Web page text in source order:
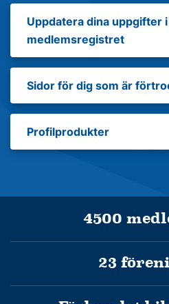
Uppdatera dina uppgifter i
medlemsregistret
Sidor för dig som är
Profilprodukter
4500
23